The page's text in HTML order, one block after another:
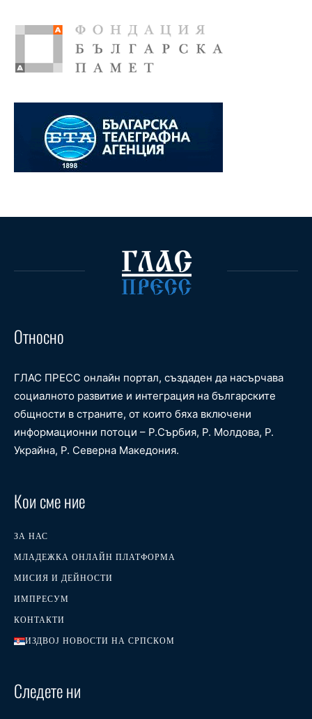
Относно
ГЛАС ПРЕСС онлайн портал, създаден да насърчава
социалното развитие и интеграция на българските
общности в страните, от които бяха включени
информационни потоци – Р.Сърбия, Р. Молдова, Р.
Украйна, Р. Северна Македония.
Кои сме ние
ЗА НАС
МЛАДЕЖКА ОНЛАЙН ПЛАТФОРМА
МИСИЯ И ДЕЙНОСТИ
ИМПРЕСУМ
КОНТАКТИ
ИЗДВОЈ НОВОСТИ НА СРПСКОМ
Следете ни